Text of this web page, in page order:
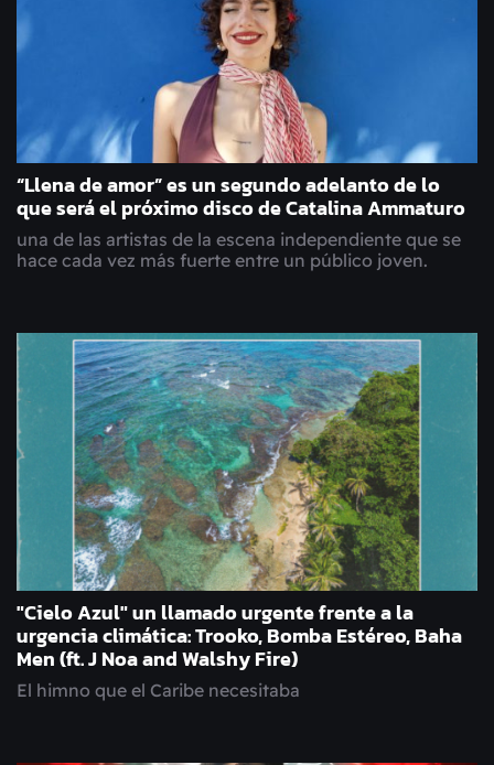
“Llena de amor” es un segundo adelanto de lo
que será el próximo disco de Catalina Ammaturo
una de las artistas de la escena independiente que se
hace cada vez más fuerte entre un público joven.
"Cielo Azul" un llamado urgente frente a la
urgencia climática: Trooko, Bomba Estéreo, Baha
Men (ft. J Noa and Walshy Fire)
El himno que el Caribe necesitaba